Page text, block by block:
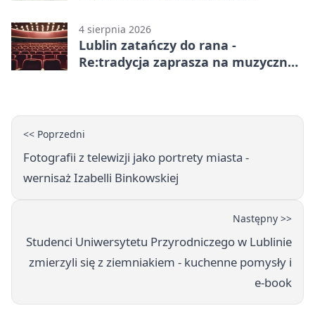
4 sierpnia 2026
Lublin zatańczy do rana -
Re:tradycja zaprasza na muzyczną
<< Poprzedni
Fotografii z telewizji jako portrety miasta -
wernisaż Izabelli Binkowskiej
Następny >>
Studenci Uniwersytetu Przyrodniczego w Lublinie
zmierzyli się z ziemniakiem - kuchenne pomysły i
e-book